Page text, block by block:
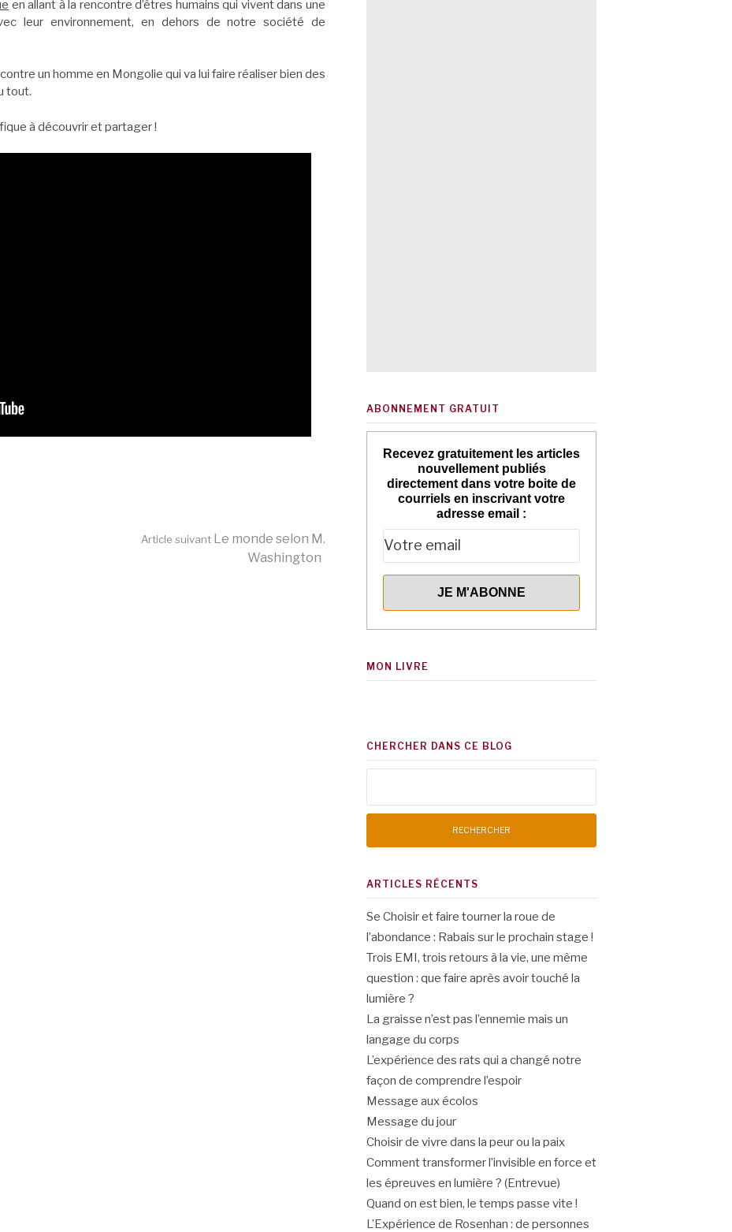
en allant à la rencontre d’êtres humains qui vivent dans une
leur environnement, en dehors de notre société de
un homme en Mongolie qui va lui faire réaliser bien des
tout.
à découvrir et partager !
Article suivant Le monde selon M.
Washington
ABONNEMENT GRATUIT
Recevez gratuitement les articles
nouvellement publiés
directement dans votre boite de
courriels en inscrivant votre
adresse email :
MON LIVRE
CHERCHER DANS CE BLOG
ARTICLES RÉCENTS
Se Choisir et faire tourner la roue de
l’abondance : Rabais sur le prochain stage !
Trois EMI, trois retours à la vie, une même
question : que faire après avoir touché la
lumière ?
La graisse n’est pas l’ennemie mais un
langage du corps
L’expérience des rats qui a changé notre
façon de comprendre l’espoir
Message aux écolos
Message du jour
Choisir de vivre dans la peur ou la paix
Comment transformer l’invisible en force et
les épreuves en lumière ? (Entrevue)
Quand on est bien, le temps passe vite !
L’Expérience de Rosenhan : de personnes